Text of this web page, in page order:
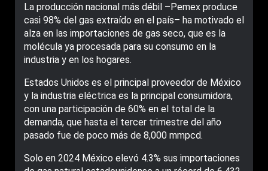
La producción nacional más débil –Pemex produce
casi 98% del gas extraído en el país– ha motivado el
alza en las importaciones de gas seco, que es la
molécula ya procesada para su consumo en la
industria y en los hogares.
Estados Unidos es el principal proveedor de México
y la industria eléctrica es la principal consumidora,
con una participación de 60% en el total de la
demanda, que hasta el tercer trimestre del año
pasado fue de poco más de 8,000 mmpcd.
Solo en 2024 México elevó 4.3% sus importaciones